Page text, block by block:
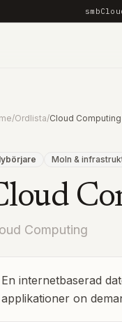
/Ordlista/Cloud Computing
Moln &
Computing
En internetbaserad
applikationer on